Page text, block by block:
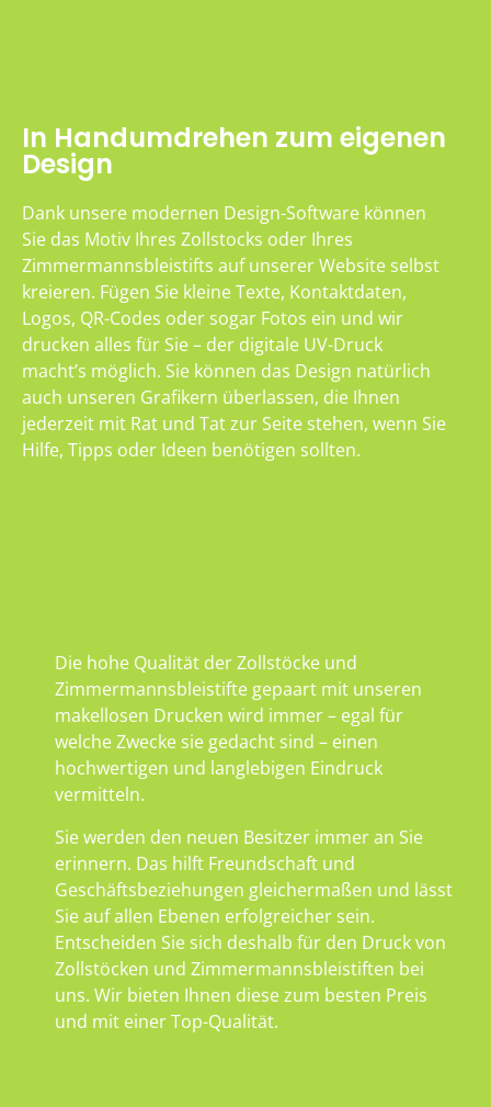
In Handumdrehen zum eigenen
Design
Dank unsere modernen Design-Software können
Sie das Motiv Ihres Zollstocks oder Ihres
Zimmermannsbleistifts auf unserer Website selbst
kreieren. Fügen Sie kleine Texte, Kontaktdaten,
Logos, QR-Codes oder sogar Fotos ein und wir
drucken alles für Sie – der digitale UV-Druck
macht’s möglich. Sie können das Design natürlich
auch unseren Grafikern überlassen, die Ihnen
jederzeit mit Rat und Tat zur Seite stehen, wenn Sie
Hilfe, Tipps oder Ideen benötigen sollten.
Die hohe Qualität der Zollstöcke und
Zimmermannsbleistifte gepaart mit unseren
makellosen Drucken wird immer – egal für
welche Zwecke sie gedacht sind – einen
hochwertigen und langlebigen Eindruck
vermitteln.
Sie werden den neuen Besitzer immer an Sie
erinnern. Das hilft Freundschaft und
Geschäftsbeziehungen gleichermaßen und lässt
Sie auf allen Ebenen erfolgreicher sein.
Entscheiden Sie sich deshalb für den Druck von
Zollstöcken und Zimmermannsbleistiften bei
uns. Wir bieten Ihnen diese zum besten Preis
und mit einer Top-Qualität.